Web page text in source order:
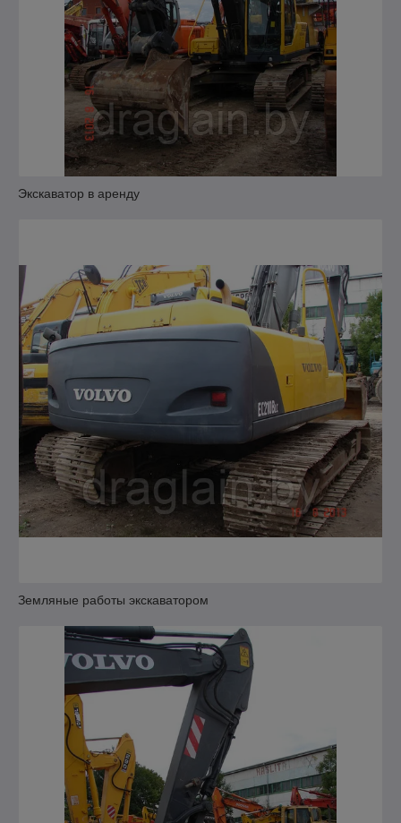
Экскаватор в аренду
Земляные работы экскаватором